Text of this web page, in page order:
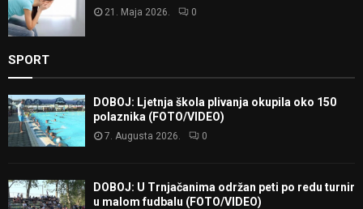
21. Maja 2026. 0
SPORT
DOBOJ: Ljetnja škola plivanja okupila oko 150
polaznika (FOTO/VIDEO)
7. Augusta 2026. 0
DOBOJ: U Trnjačanima održan peti po redu turnir
u malom fudbalu (FOTO/VIDEO)